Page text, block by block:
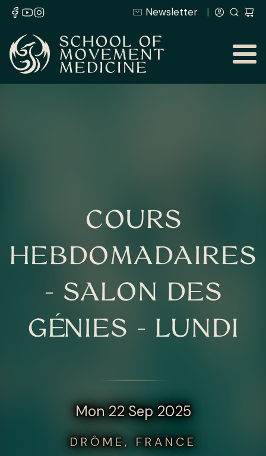
Newsletter
COURS
HEBDOMADAIRES
- SALON DES
GÉNIES - LUNDI
Mon 22 Sep 2025
DRÔME, FRANCE